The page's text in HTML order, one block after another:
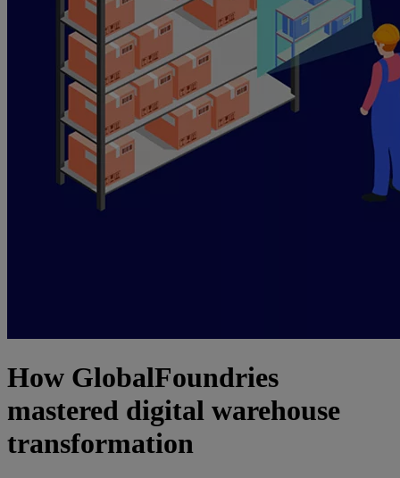
How GlobalFoundries
mastered digital warehouse
transformation